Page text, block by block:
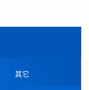
其它